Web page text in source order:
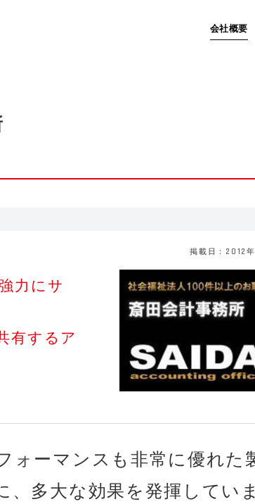
会社概要
掲載日：2012
力にサ
有するア
ォーマンスも非常に優れた
、多大な効果を発揮していま